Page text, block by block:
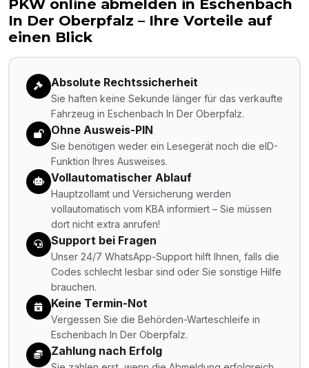
PKW online abmelden in Eschenbach
In Der Oberpfalz – Ihre Vorteile auf
einen Blick
Absolute Rechtssicherheit
Sie haften keine Sekunde länger für das verkaufte
Fahrzeug in Eschenbach In Der Oberpfalz.
Ohne Ausweis-PIN
Sie benötigen weder ein Lesegerät noch die eID-
Funktion Ihres Ausweises.
Vollautomatischer Ablauf
Hauptzollamt und Versicherung werden
vollautomatisch vom KBA informiert – Sie müssen
dort nicht extra anrufen!
Support bei Fragen
Unser 24/7 WhatsApp-Support hilft Ihnen, falls die
Codes schlecht lesbar sind oder Sie sonstige Hilfe
brauchen.
Keine Termin-Not
Vergessen Sie die Behörden-Warteschleife in
Eschenbach In Der Oberpfalz.
Zahlung nach Erfolg